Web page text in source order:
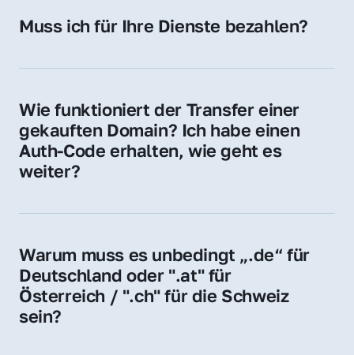
Gebühren an. Diese bewegen sich für .de
Muss ich für Ihre Dienste bezahlen?
der Domain – ohne zusätzliche Vermittlungs-
Wie funktioniert der Transfer einer
gekauften Domain? Ich habe einen
Auth-Code erhalten, wie geht es
weiter?
Provider, die Domain zu übernehmen. Gerne
schnellen Prozess.
Warum muss es unbedingt „.de“ für
Deutschland oder ".at" für
Österreich / ".ch" für die Schweiz
sein?